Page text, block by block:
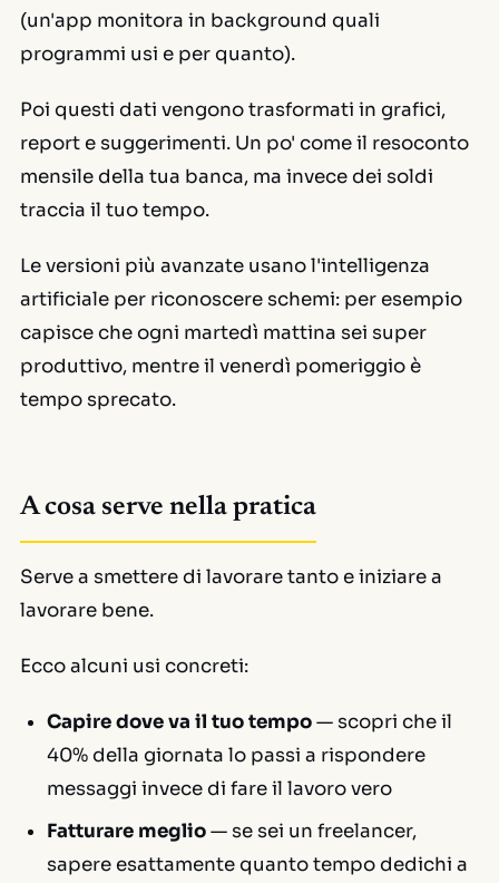
(un'app monitora in background quali
programmi usi e per quanto).
Poi questi dati vengono trasformati in grafici,
report e suggerimenti. Un po' come il resoconto
mensile della tua banca, ma invece dei soldi
traccia il tuo tempo.
Le versioni più avanzate usano l'intelligenza
artificiale per riconoscere schemi: per esempio
capisce che ogni martedì mattina sei super
produttivo, mentre il venerdì pomeriggio è
tempo sprecato.
A cosa serve nella pratica
Serve a smettere di lavoraretantoe iniziare a
lavorare bene.
Ecco alcuni usi concreti:
Capire dove va il tuo tempo— scopri che il
40% della giornata lo passi a rispondere
messaggi invece di fare il lavoro vero
Fatturare meglio— se sei un freelancer,
sapere esattamente quanto tempo dedichi a